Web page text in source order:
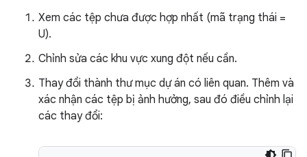
Xem các tệp chưa được hợp nhất (mã trạng thái =
U).
Chỉnh sửa các khu vực xung đột nếu cần.
Thay đổi thành thư mục dự án có liên quan. Thêm và
xác nhận các tệp bị ảnh hưởng, sau đó điều chỉnh lại
các thay đổi: